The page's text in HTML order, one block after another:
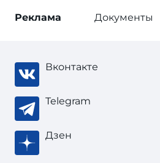
Реклама Документы
Вконтакте
Telegram
Дзен